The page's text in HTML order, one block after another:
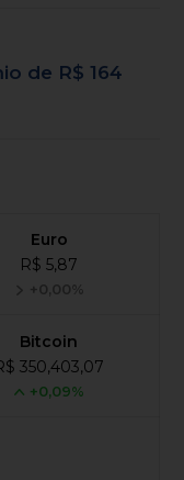
de R$ 164
Euro
R$ 5,87
+0,00%
Bitcoin
350,403,07
+0,09%